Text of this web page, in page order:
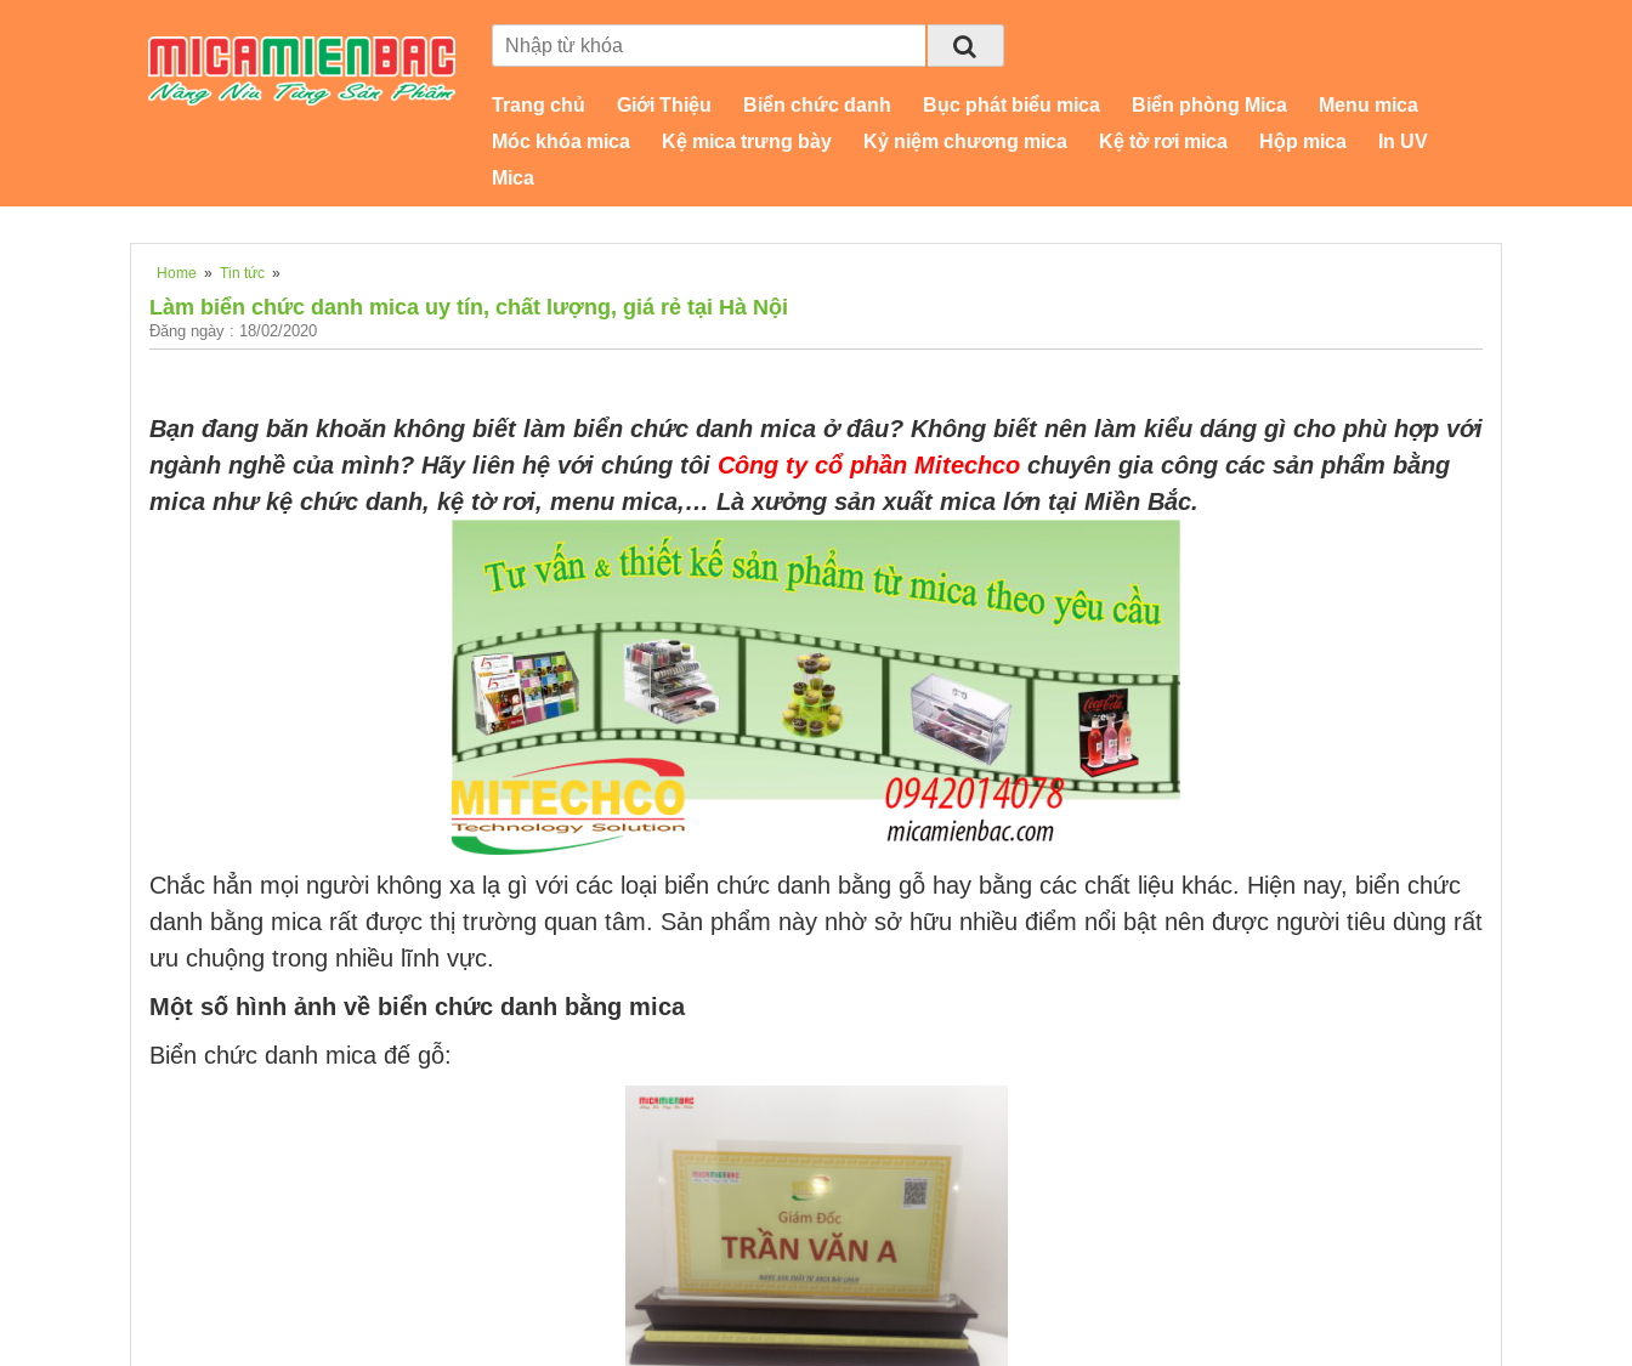
Trang chủ Giới Thiệu Biển chức danh Bục phát biểu mica Biển phòng Mica
Menu mica
Móc khóa mica
Kệ mica trưng bày Kỷ niệm chương mica Kệ tờ rơi mica Hộp mica
In UV
Mica
Home » Tin tức »
Làm biển chức danh mica uy tín, chất lượng, giá rẻ tại Hà Nội
Đăng ngày : 18/02/2020
Bạn đang băn khoăn không biết làm biển chức danh mica ở đâu? Không biết nên làm kiểu dáng gì cho phù hợp với
ngành nghề của mình? Hãy liên hệ với chúng tôi Công ty cổ phần Mitechco chuyên gia công các sản phẩm bằng
mica như kệ chức danh, kệ tờ rơi, menu mica,… Là xưởng sản xuất mica lớn tại Miền Bắc.
Chắc hẳn mọi người không xa lạ gì với các loại biển chức danh bằng gỗ hay bằng các chất liệu khác. Hiện nay, biển chức
danh bằng mica rất được thị trường quan tâm. Sản phẩm này nhờ sở hữu nhiều điểm nổi bật nên được người tiêu dùng rất
ưu chuộng trong nhiều lĩnh vực.
Một số hình ảnh về biển chức danh bằng mica
Biển chức danh mica đế gỗ: